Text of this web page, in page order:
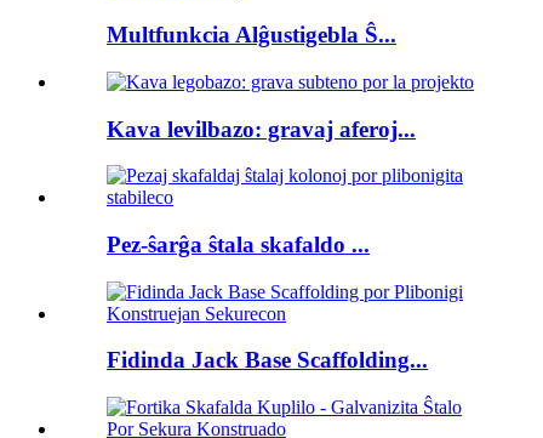
Multfunkcia Alĝustigebla Ŝ...
Kava levilbazo: gravaj aferoj...
Pez-ŝarĝa ŝtala skafaldo ...
Fidinda Jack Base Scaffolding...